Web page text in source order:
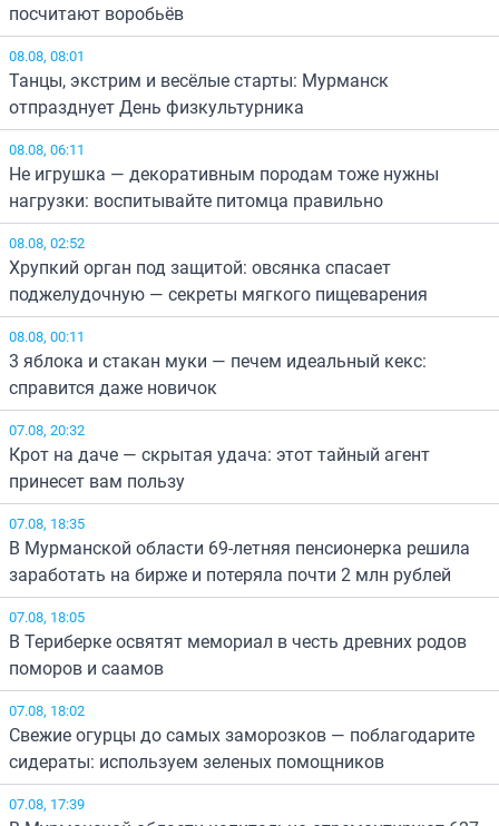
посчитают воробьёв
08.08, 08:01
Танцы, экстрим и весёлые старты: Мурманск
отпразднует День физкультурника
08.08, 06:11
Не игрушка — декоративным породам тоже нужны
нагрузки: воспитывайте питомца правильно
08.08, 02:52
Хрупкий орган под защитой: овсянка спасает
поджелудочную — секреты мягкого пищеварения
08.08, 00:11
3 яблока и стакан муки — печем идеальный кекс:
справится даже новичок
07.08, 20:32
Крот на даче — скрытая удача: этот тайный агент
принесет вам пользу
07.08, 18:35
В Мурманской области 69-летняя пенсионерка решила
заработать на бирже и потеряла почти 2 млн рублей
07.08, 18:05
В Териберке освятят мемориал в честь древних родов
поморов и саамов
07.08, 18:02
Свежие огурцы до самых заморозков — поблагодарите
сидераты: используем зеленых помощников
07.08, 17:39